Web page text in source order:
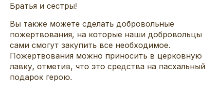
Братья и сестры!
Вы также можете сделать добровольные
пожертвования, на которые наши добровольцы
сами смогут закупить все необходимое.
Пожертвования можно приносить в церковную
лавку, отметив, что это средства на пасхальный
подарок герою.